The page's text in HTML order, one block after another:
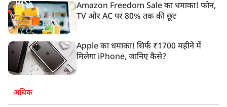
Amazon Freedom Sale का धमाका! फोन,
TV और AC पर 80% तक की छूट
Apple का धमाका! सिर्फ ₹1700 महीने में
मिलेगा iPhone, जानिए कैसे?
अधिक